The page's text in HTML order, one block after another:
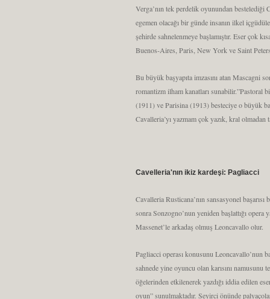
Verga’nın tek perdelik oyunundan bestelediği
egemen olacağı bir günde insanın ilkel
şehirde sahnelenmeye başlamıştır. Eser çok
Buenos-Aires, Paris, New York ve Saint
Bu büyük başyapıta imzasını atan Mascagni
romantizm ilham kanatları sunabilir.”Pastoral
(1911) ve Parisina (1913) besteciye o büyük
Cavalleria’yı yazmam çok yazık, kral olmadan
Cavelleria'nın ikiz kardeşi: Pagliacci
Cavalleria Rusticana’nın sansasyonel
sonra Sonzogno’nun yeniden başlattığı
Massenet’le arkadaş olmuş Leoncavallo olur.
Pagliacci operası konusunu Leoncavallo’nun
sahnede yine oyuncu olan karısını
öğelerinden etkilenerek yazdığı iddia edilen
oyun” sunulmaktadır. Seyirci önünde